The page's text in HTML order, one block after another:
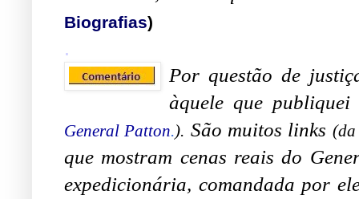
Biografias)
.
Por questão de
àquele que
General Patton.). São muitos links
que mostram cenas reais do
expedicionária, comandada por